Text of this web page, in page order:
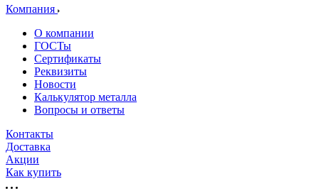
Компания
О компании
ГОСТы
Сертификаты
Реквизиты
Новости
Калькулятор металла
Вопросы и ответы
Контакты
Доставка
Акции
Как купить